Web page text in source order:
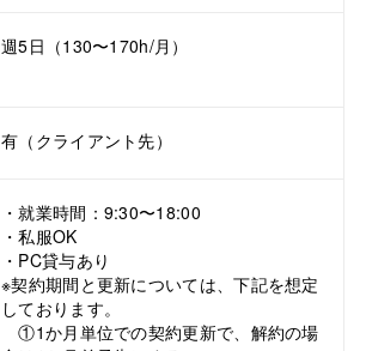
週5日（130〜170h/月）
有（クライアント先）
・就業時間：9:30〜18:00
・私服OK
・PC貸与あり
※契約期間と更新については、下記を想定
しております。
①1か月単位での契約更新で、解約の場